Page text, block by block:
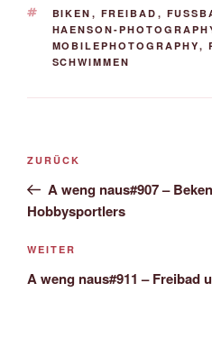
SCHLAGWÖRTER
BIKEN , FREIBAD ,
HAENSON-
MOBILEPHOTOGRAPHY,
SCHWIMMEN
Beitrags-
Vorheriger
Beitrag
ZURÜCK
A weng naus#907 –
Hobbysportlers
Nächster
Beitrag
WEITER
A weng naus#911 – Freibad